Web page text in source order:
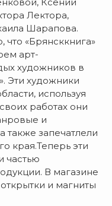
Лектора,
Шарапова.
что «Брянсккнига»
арт-
художников в
Эти художники
используя
работах они
и
также запечатлели
края.Теперь эти
частью
В магазине
и магниты